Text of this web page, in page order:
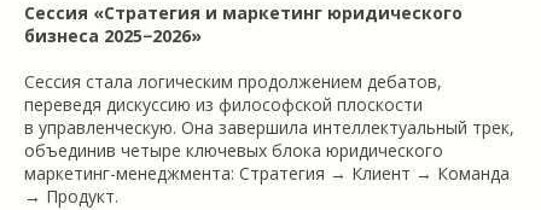
Сессия «Стратегия и маркетинг юридического
бизнеса 2025−2026»
Сессия стала логическим продолжением дебатов,
переведя дискуссию из философской плоскости
в управленческую. Она завершила интеллектуальный трек,
объединив четыре ключевых блока юридического
маркетинг-менеджмента: Стратегия → Клиент → Команда
→ Продукт.